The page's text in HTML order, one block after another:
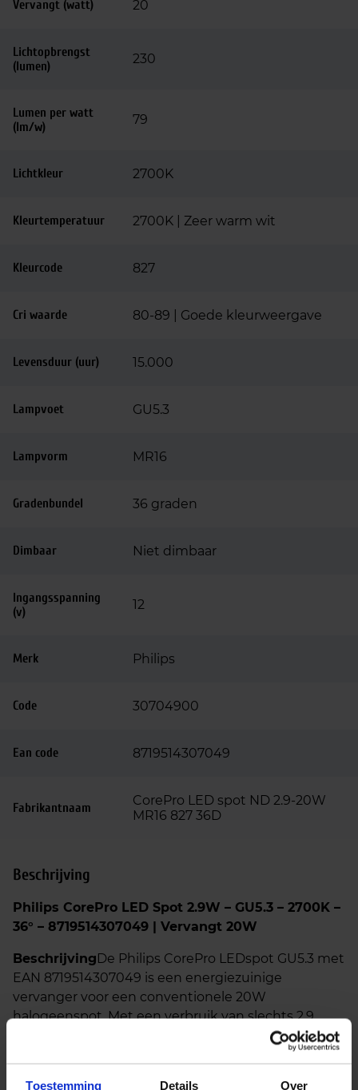
Toestemming Details Over
Vervangt (watt) 20
Lichtopbrengst
(lumen)
230
Lumen per watt
(lm/w)
79
Lichtkleur 2700K
Kleurtemperatuur 2700K | Zeer warm wit
Kleurcode 827
Cri waarde 80-89 | Goede kleurweergave
Levensduur (uur) 15.000
Lampvoet GU5.3
Lampvorm MR16
Gradenbundel 36 graden
Dimbaar Niet dimbaar
Ingangsspanning
(v)
12
Merk Philips
Code 30704900
Ean code 8719514307049
Fabrikantnaam
CorePro LED spot ND 2.9-20W
MR16 827 36D
Beschrijving
Philips CorePro LED Spot 2.9W – GU5.3 – 2700K –
36° – 8719514307049 | Vervangt 20W
BeschrijvingDe Philips CorePro LEDspot GU5.3 met
EAN 8719514307049 is een energiezuinige
vervanger voor een conventionele 20W
halogeenspot. Met een verbruik van slechts 2,9
watt levert deze LED-spot warm wit licht (2700K,
kleurcode 827) dat zorgt voor een aangename en